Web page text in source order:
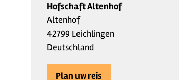
Hofschaft Altenhof
Altenhof
42799 Leichlingen
Deutschland
Plan uw reis